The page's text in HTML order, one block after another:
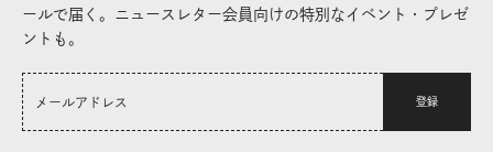
ールで届く。ニュースレター会員向けの特別なイベント・プレゼ
ントも。
登録